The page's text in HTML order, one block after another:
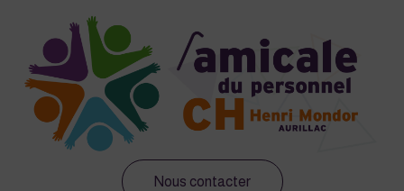
Nous contacter